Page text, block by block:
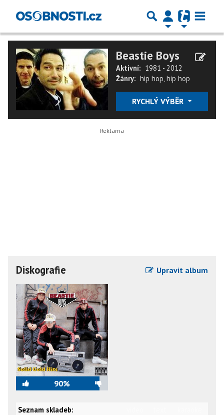
Beastie Boys
Aktivní: 1981 - 2012
Žánry: hip hop,hip hop
RYCHLÝ VÝBĚR
Diskografie Upravit album
90%
Seznam skladeb: